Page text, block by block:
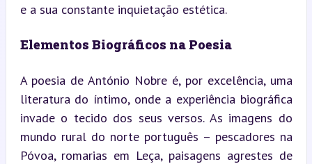
e a sua constante inquietação estética.
Elementos Biográficos na Poesia
A poesia de António Nobre é, por excelência, uma
literatura do íntimo, onde a experiência biográfica
invade o tecido dos seus versos. As imagens do
mundo rural do norte português – pescadores na
Póvoa, romarias em Leça, paisagens agrestes de